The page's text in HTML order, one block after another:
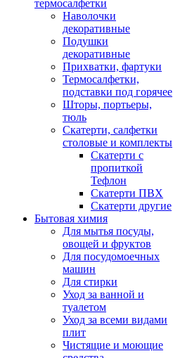
термосалфетки
Наволочки
декоративные
Подушки
декоративные
Прихватки, фартуки
Термосалфетки,
подставки под горячее
Шторы, портьеры,
тюль
Скатерти, салфетки
столовые и комплекты
Скатерти с
пропиткой
Тефлон
Скатерти ПВХ
Скатерти другие
Бытовая химия
Для мытья посуды,
овощей и фруктов
Для посудомоечных
машин
Для стирки
Уход за ванной и
туалетом
Уход за всеми видами
плит
Чистящие и моющие